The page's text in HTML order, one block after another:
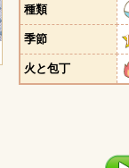
種類
季節
火と包丁